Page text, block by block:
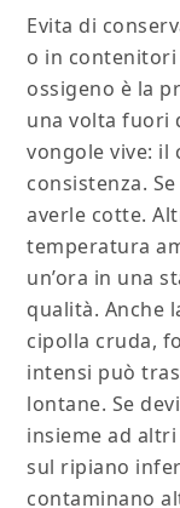
Evita di
o in contenitori
ossigeno è la
una volta fuori
vongole vive: il
consistenza.
averle cotte.
temperatura
un’ora in una
qualità. Anche
cipolla cruda,
intensi può
lontane. Se
insieme ad
sul ripiano
contaminano